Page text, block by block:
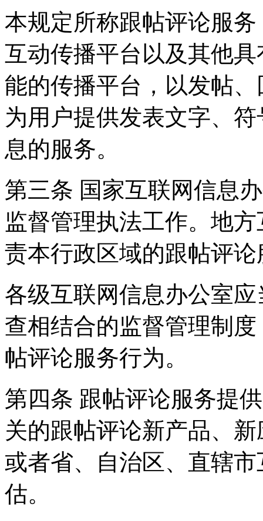
本规定所称跟帖评论服
互动传播平台以及其他
能的传播平台，以发帖
为用户提供发表文字、
息的服务。
第三条 国家互联网信息
监督管理执法工作。地
责本行政区域的跟帖评
各级互联网信息办公室
查相结合的监督管理制
帖评论服务行为。
第四条 跟帖评论服务提
关的跟帖评论新产品、
或者省、自治区、直辖
估。